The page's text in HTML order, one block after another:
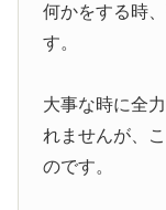
何かをする時
す。
大事な時に全
れませんが、
のです。